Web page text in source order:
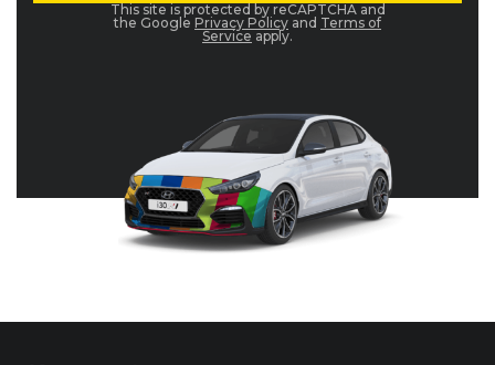
This site is protected by reCAPTCHA and
the Google Privacy Policy and Terms of
Service apply.